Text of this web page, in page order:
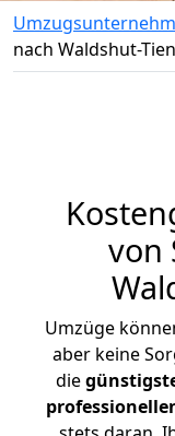
nach Waldshut-
von
Umzüge
aber keine
die